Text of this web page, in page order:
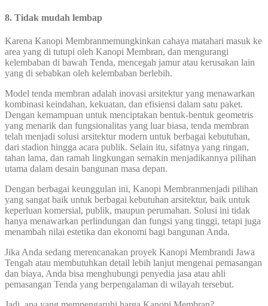
8. Tidak mudah lembap
Karena Kanopi Membranmemungkinkan cahaya matahari masuk ke
area yang di tutupi oleh Kanopi Membran, dan mengurangi
kelembaban di bawah Tenda, mencegah jamur atau kerusakan lain
yang di sebabkan oleh kelembaban berlebih.
Model tenda membran adalah inovasi arsitektur yang menawarkan
kombinasi keindahan, kekuatan, dan efisiensi dalam satu paket.
Dengan kemampuan untuk menciptakan bentuk-bentuk geometris
yang menarik dan fungsionalitas yang luar biasa, tenda membran
telah menjadi solusi arsitektur modern untuk berbagai kebutuhan,
dari stadion hingga acara publik. Selain itu, sifatnya yang ringan,
tahan lama, dan ramah lingkungan semakin menjadikannya pilihan
utama dalam desain bangunan masa depan.
Dengan berbagai keunggulan ini, Kanopi Membranmenjadi pilihan
yang sangat baik untuk berbagai kebutuhan arsitektur, baik untuk
keperluan komersial, publik, maupun perumahan. Solusi ini tidak
hanya menawarkan perlindungan dan fungsi yang tinggi, tetapi juga
menambah nilai estetika dan ekonomi bagi bangunan Anda.
Jika Anda sedang merencanakan proyek Kanopi Membrandi Jawa
Tengah atau membutuhkan detail lebih lanjut mengenai pemasangan
dan biaya, Anda bisa menghubungi penyedia jasa atau ahli
pemasangan Tenda yang berpengalaman di wilayah tersebut.